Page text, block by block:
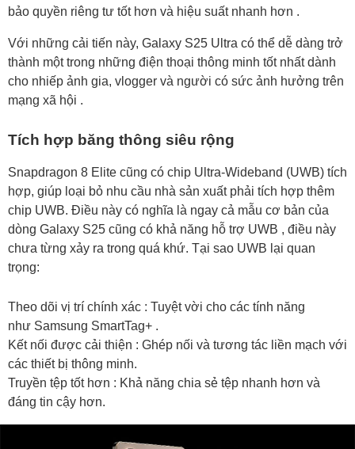
bảo quyền riêng tư tốt hơn và hiệu suất nhanh hơn .
Với những cải tiến này, Galaxy S25 Ultra có thể dễ dàng trở
thành một trong những điện thoại thông minh tốt nhất dành
cho nhiếp ảnh gia, vlogger và người có sức ảnh hưởng trên
mạng xã hội .
Tích hợp băng thông siêu rộng
Snapdragon 8 Elite cũng có chip Ultra-Wideband (UWB) tích
hợp, giúp loại bỏ nhu cầu nhà sản xuất phải tích hợp thêm
chip UWB. Điều này có nghĩa là ngay cả mẫu cơ bản của
dòng Galaxy S25 cũng có khả năng hỗ trợ UWB , điều này
chưa từng xảy ra trong quá khứ. Tại sao UWB lại quan
trọng:
Theo dõi vị trí chính xác : Tuyệt vời cho các tính năng
như Samsung SmartTag+ .
Kết nối được cải thiện : Ghép nối và tương tác liền mạch với
các thiết bị thông minh.
Truyền tệp tốt hơn : Khả năng chia sẻ tệp nhanh hơn và
đáng tin cậy hơn.